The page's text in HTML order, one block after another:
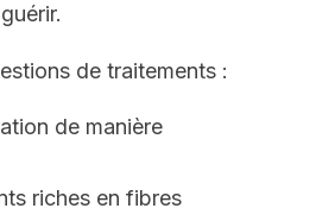
de traitements :
de manière
riches en fibres